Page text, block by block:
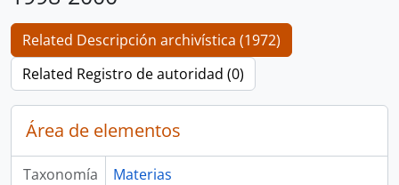
Related Descripción archivística (1972)
Related Registro de autoridad (0)
Área de elementos
Taxonomía Materias